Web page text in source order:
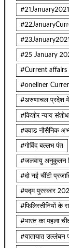
#25 January
#Current affairs
#oneliner
#अरुणाचल प्रदेश में
#किशोर न्याय
#क्वाड नौसैनिक
#गोविंद बल्लभ पंत
#जलवायु अनुकूलन
#दो नई चींटी
#पद्म पुरस्कार
#फिलिस्तीनियों के
#भारत का पहला
#यातायात उल्लंघन